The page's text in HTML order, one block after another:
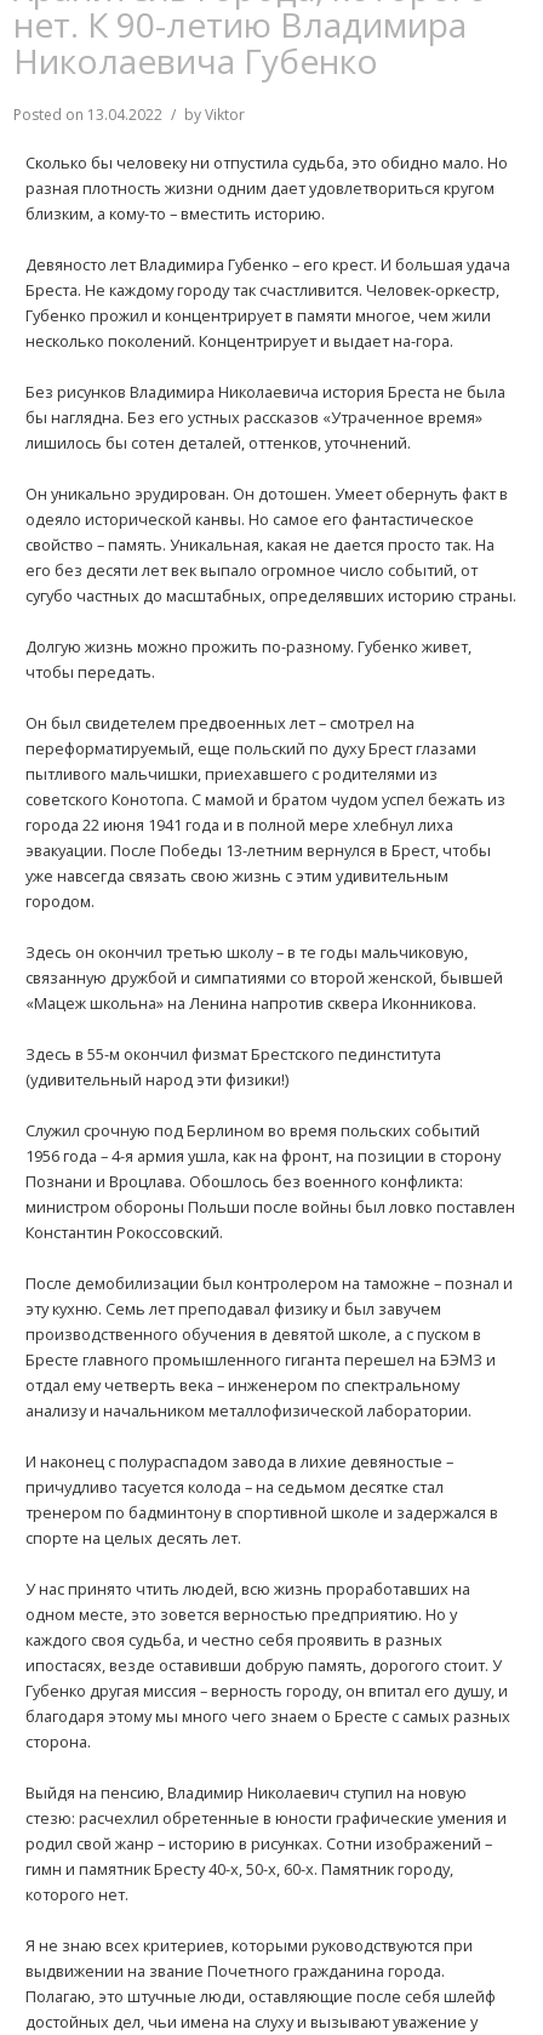
нет. К 90-летию Владимира
Николаевича Губенко
Posted on 13.04.2022 byViktor
Сколько бы человеку ни отпустила судьба, это обидно мало. Но
разная плотность жизни одним дает удовлетвориться кругом
близким, а кому-то – вместить историю.
Девяносто лет Владимира Губенко – его крест. И большая удача
Бреста. Не каждому городу так счастливится. Человек-оркестр,
Губенко прожил и концентрирует в памяти многое, чем жили
несколько поколений. Концентрирует и выдает на-гора.
Без рисунков Владимира Николаевича история Бреста не была
бы наглядна. Без его устных рассказов «Утраченное время»
лишилось бы сотен деталей, оттенков, уточнений.
Он уникально эрудирован. Он дотошен. Умеет обернуть факт в
одеяло исторической канвы. Но самое его фантастическое
свойство – память. Уникальная, какая не дается просто так. На
его без десяти лет век выпало огромное число событий, от
сугубо частных до масштабных, определявших историю страны.
Долгую жизнь можно прожить по-разному. Губенко живет,
чтобы передать.
Он был свидетелем предвоенных лет – смотрел на
переформатируемый, еще польский по духу Брест глазами
пытливого мальчишки, приехавшего с родителями из
советского Конотопа. С мамой и братом чудом успел бежать из
города 22 июня 1941 года и в полной мере хлебнул лиха
эвакуации. После Победы 13-летним вернулся в Брест, чтобы
уже навсегда связать свою жизнь с этим удивительным
городом.
Здесь он окончил третью школу – в те годы мальчиковую,
связанную дружбой и симпатиями со второй женской, бывшей
«Мацеж школьна» на Ленина напротив сквера Иконникова.
Здесь в 55-м окончил физмат Брестского пединститута
(удивительный народ эти физики!)
Служил срочную под Берлином во время польских событий
1956 года – 4-я армия ушла, как на фронт, на позиции в сторону
Познани и Вроцлава. Обошлось без военного конфликта:
министром обороны Польши после войны был ловко поставлен
Константин Рокоссовский.
После демобилизации был контролером на таможне – познал и
эту кухню. Семь лет преподавал физику и был завучем
производственного обучения в девятой школе, а с пуском в
Бресте главного промышленного гиганта перешел на БЭМЗ и
отдал ему четверть века – инженером по спектральному
анализу и начальником металлофизической лаборатории.
И наконец с полураспадом завода в лихие девяностые –
причудливо тасуется колода – на седьмом десятке стал
тренером по бадминтону в спортивной школе и задержался в
спорте на целых десять лет.
У нас принято чтить людей, всю жизнь проработавших на
одном месте, это зовется верностью предприятию. Но у
каждого своя судьба, и честно себя проявить в разных
ипостасях, везде оставивши добрую память, дорогого стоит. У
Губенко другая миссия – верность городу, он впитал его душу, и
благодаря этому мы много чего знаем о Бресте с самых разных
сторона.
Выйдя на пенсию, Владимир Николаевич ступил на новую
стезю: расчехлил обретенные в юности графические умения и
родил свой жанр – историю в рисунках. Сотни изображений –
гимн и памятник Бресту 40-х, 50-х, 60-х. Памятник городу,
которого нет.
Я не знаю всех критериев, которыми руководствуются при
выдвижении на звание Почетного гражданина города.
Полагаю, это штучные люди, оставляющие после себя шлейф
достойных дел, чьи имена на слуху и вызывают уважение у